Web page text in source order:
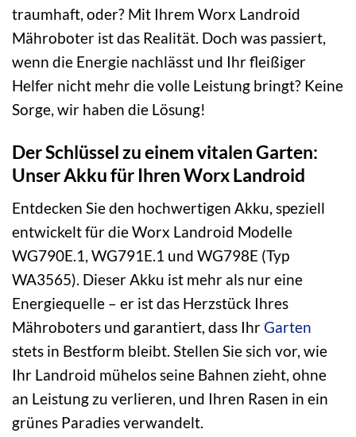
traumhaft, oder? Mit Ihrem Worx Landroid
Mähroboter ist das Realität. Doch was passiert,
wenn die Energie nachlässt und Ihr fleißiger
Helfer nicht mehr die volle Leistung bringt? Keine
Sorge, wir haben die Lösung!
Der Schlüssel zu einem vitalen Garten:
Unser Akku für Ihren Worx Landroid
Entdecken Sie den hochwertigen Akku, speziell
entwickelt für die Worx Landroid Modelle
WG790E.1, WG791E.1 und WG798E (Typ
WA3565). Dieser Akku ist mehr als nur eine
Energiequelle – er ist das Herzstück Ihres
Mähroboters und garantiert, dass IhrGarten
stets in Bestform bleibt. Stellen Sie sich vor, wie
Ihr Landroid mühelos seine Bahnen zieht, ohne
an Leistung zu verlieren, und Ihren Rasen in ein
grünes Paradies verwandelt.